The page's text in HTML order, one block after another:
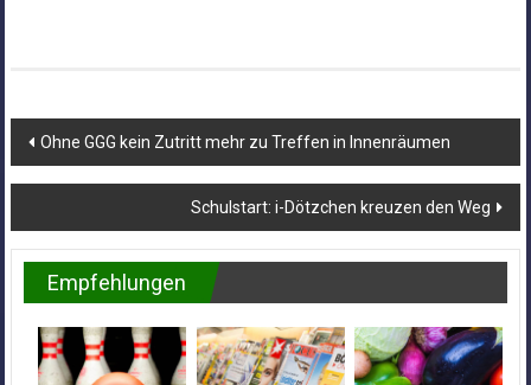
Beitragsnavigation
Ohne GGG kein Zutritt mehr zu Treffen in Innenräumen
Schulstart: i-Dötzchen kreuzen den Weg
Empfehlungen